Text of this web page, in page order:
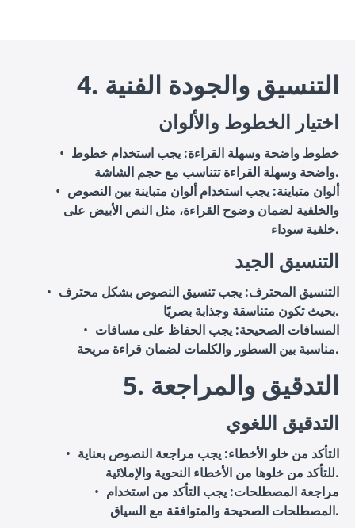
4. التنسيق والجودة الفنية
اختيار الخطوط والألوان
خطوط واضحة وسهلة القراءة: يجب استخدام خطوط
واضحة وسهلة القراءة تتناسب مع حجم الشاشة.
ألوان متباينة: يجب استخدام ألوان متباينة بين النصوص
والخلفية لضمان وضوح القراءة، مثل النص الأبيض على
خلفية سوداء.
التنسيق الجيد
التنسيق المحترف: يجب تنسيق النصوص بشكل محترف
بحيث تكون متناسقة وجذابة بصريًا.
المسافات الصحيحة: يجب الحفاظ على مسافات
مناسبة بين السطور والكلمات لضمان قراءة مريحة.
5. التدقيق والمراجعة
التدقيق اللغوي
التأكد من خلو الأخطاء: يجب مراجعة النصوص بعناية
للتأكد من خلوها من الأخطاء النحوية والإملائية.
مراجعة المصطلحات: يجب التأكد من استخدام
المصطلحات الصحيحة والمتوافقة مع السياق.